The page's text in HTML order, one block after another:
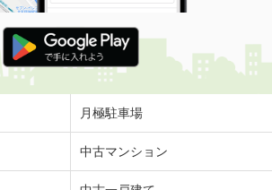
4.40万円
山形県米沢市遠山町
面積
２丁目
月極駐車場
中古マンション